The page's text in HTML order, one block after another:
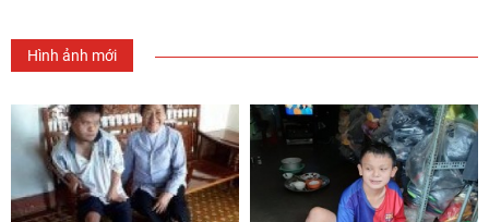
Hình ảnh mới